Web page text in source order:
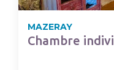
MAZERAY
Chambre